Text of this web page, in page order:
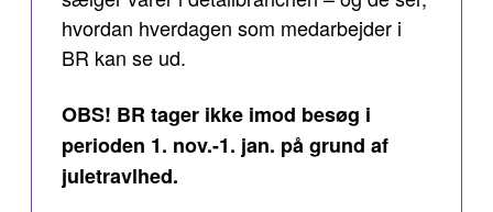
hvordan hverdagen som medarbejder i
BR kan se ud.
OBS! BR tager ikke imod besøg i
perioden 1. nov.-1. jan. på grund af
juletravlhed.